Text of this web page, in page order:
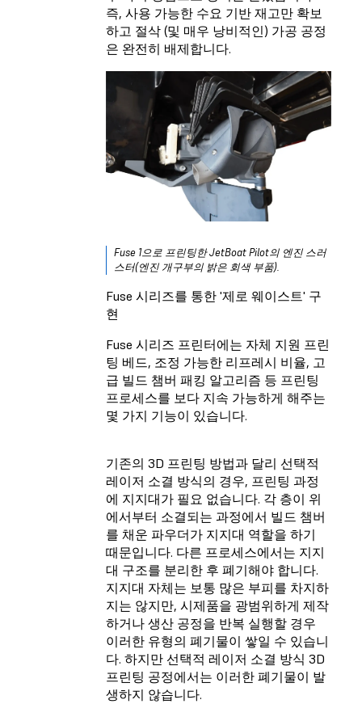
즉, 사용 가능한 수요 기반 재고만 확보
하고 절삭 (및 매우 낭비적인) 가공 공정
은 완전히 배제합니다.
Fuse 1으로 프린팅한 JetBoat Pilot의 엔진 스러
스터(엔진 개구부의 밝은 회색 부품).
Fuse 시리즈를 통한 '제로 웨이스트' 구
현
Fuse 시리즈 프린터에는 자체 지원 프린
팅 베드, 조정 가능한 리프레시 비율, 고
급 빌드 챔버 패킹 알고리즘 등 프린팅
프로세스를 보다 지속 가능하게 해주는
몇 가지 기능이 있습니다.
기존의 3D 프린팅 방법과 달리 선택적
레이저 소결 방식의 경우, 프린팅 과정
에 지지대가 필요 없습니다. 각 층이 위
에서부터 소결되는 과정에서 빌드 챔버
를 채운 파우더가 지지대 역할을 하기
때문입니다. 다른 프로세스에서는 지지
대 구조를 분리한 후 폐기해야 합니다.
지지대 자체는 보통 많은 부피를 차지하
지는 않지만, 시제품을 광범위하게 제작
하거나 생산 공정을 반복 실행할 경우
이러한 유형의 폐기물이 쌓일 수 있습니
다. 하지만 선택적 레이저 소결 방식 3D
프린팅 공정에서는 이러한 폐기물이 발
생하지 않습니다.